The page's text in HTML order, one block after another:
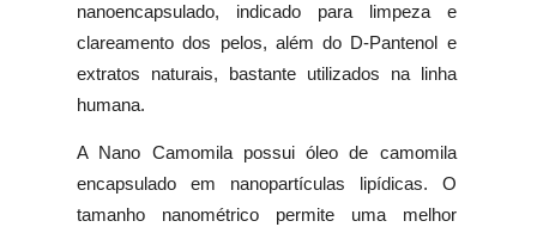
nanoencapsulado, indicado para limpeza e
clareamento dos pelos, além do D-Pantenol e
extratos naturais, bastante utilizados na linha
humana.
A Nano Camomila possui óleo de camomila
encapsulado em nanopartículas lipídicas. O
tamanho nanométrico permite uma melhor